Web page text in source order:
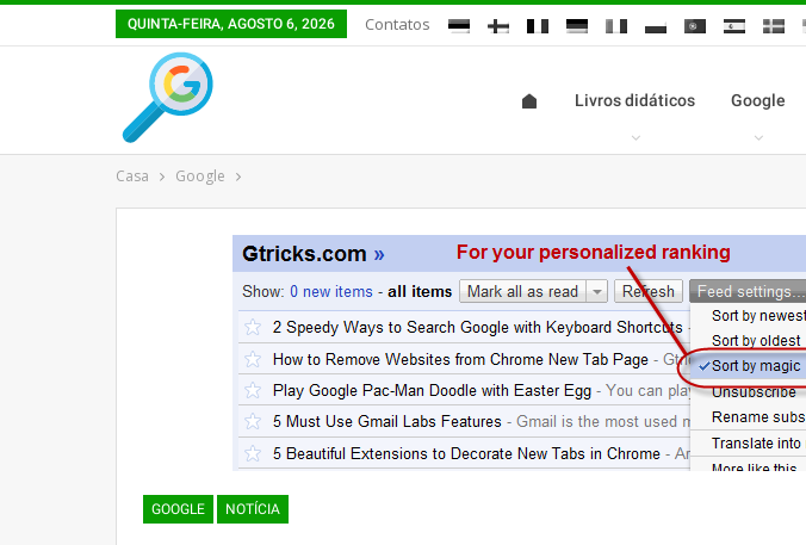
QUINTA-FEIRA, AGOSTO 6, 2026 Contatos
Livros didáticos Google
Casa Google
GOOGLE NOTÍCIA